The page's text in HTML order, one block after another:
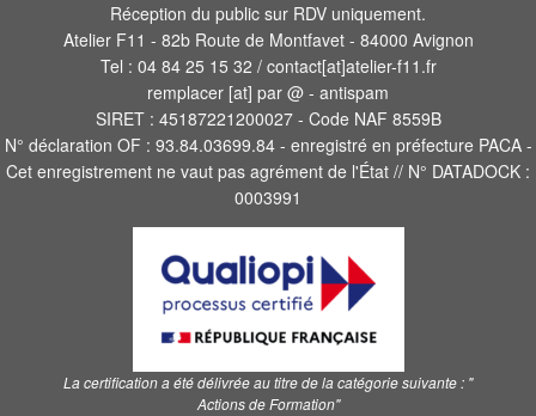
Réception du public sur RDV uniquement.
Atelier F11 - 82b Route de Montfavet - 84000 Avignon
Tel : 04 84 25 15 32 / contact[at]atelier-f11.fr
remplacer [at] par @ - antispam
SIRET : 45187221200027 - Code NAF 8559B
N° déclaration OF : 93.84.03699.84 - enregistré en préfecture PACA -
Cet enregistrement ne vaut pas agrément de l'État // N° DATADOCK :
0003991
La certification a été délivrée au titre de la catégorie suivante : "
Actions de Formation"